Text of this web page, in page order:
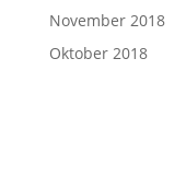
November 2018
Oktober 2018